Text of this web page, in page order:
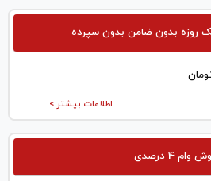
روزه بدون ضامن بدون سپرده
اطلاعات بیشتر >
وام 4 درصدی